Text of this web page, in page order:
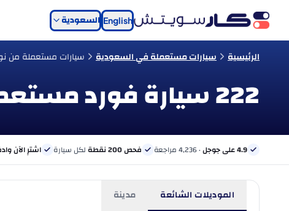
English السعودية
الرئيسية سيارات مستعملة في السعودية سيارات مستعملة من
222 سيارة فورد مستعملة للبيع في السعودية
4.9 على جوجل · 4,236 مراجعة فحص 200 نقطة لكل سيارة اشترِ الآن
الموديلات الشائعة مدينة